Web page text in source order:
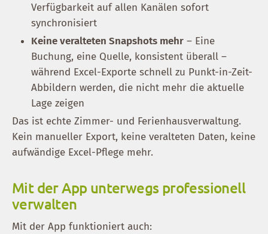
Verfügbarkeit auf allen Kanälen sofort
synchronisiert
Keine veralteten Snapshots mehr – Eine
Buchung, eine Quelle, konsistent überall –
während Excel-Exporte schnell zu Punkt-in-Zeit-
Abbildern werden, die nicht mehr die aktuelle
Lage zeigen
Das ist echte Zimmer- und Ferien­haus­verwaltung.
Kein manueller Export, keine veralteten Daten, keine
aufwändige Excel-Pflege mehr.
Mit der App unterwegs professionell
verwalten
Mit der App funktioniert auch: